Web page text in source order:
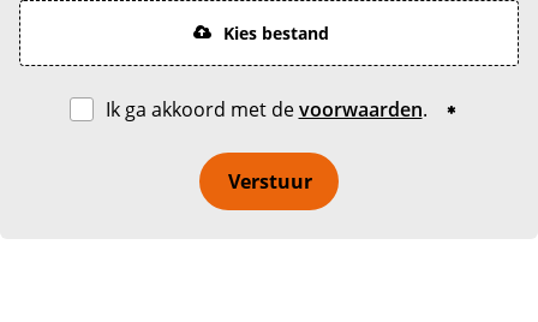
Kies bestand
Ik ga akkoord met devoorwaarden.
Verstuur